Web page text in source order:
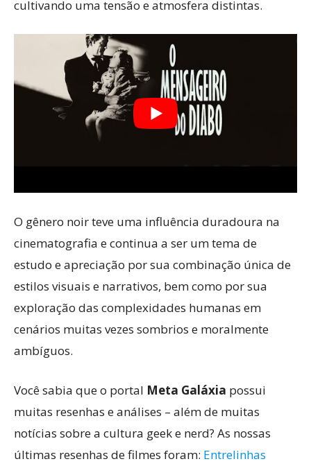
cultivando uma tensão e atmosfera distintas.
O gênero noir teve uma influência duradoura na
cinematografia e continua a ser um tema de
estudo e apreciação por sua combinação única de
estilos visuais e narrativos, bem como por sua
exploração das complexidades humanas em
cenários muitas vezes sombrios e moralmente
ambíguos.
Você sabia que o portal Meta Galáxia possui
muitas resenhas e análises – além de muitas
notícias sobre a cultura geek e nerd? As nossas
últimas resenhas de filmes foram: Entrelinhas